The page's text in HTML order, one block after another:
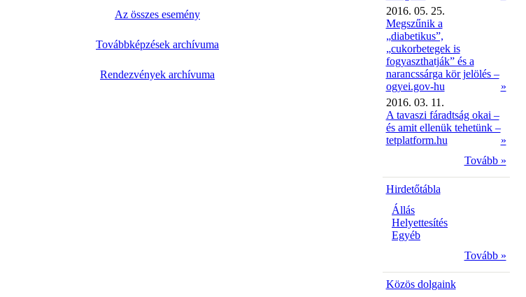
Az összes esemény
Továbbképzések archívuma
Rendezvények archívuma
2016. 05. 25.
Megszűnik a
„diabetikus”,
„cukorbetegek is
fogyaszthatják” és a
narancssárga kör jelölés –
ogyei.gov-hu
»
2016. 03. 11.
A tavaszi fáradtság okai –
és amit ellenük tehetünk –
tetplatform.hu
»
Tovább »
Hirdetőtábla
Állás
Helyettesítés
Egyéb
Tovább »
Közös dolgaink